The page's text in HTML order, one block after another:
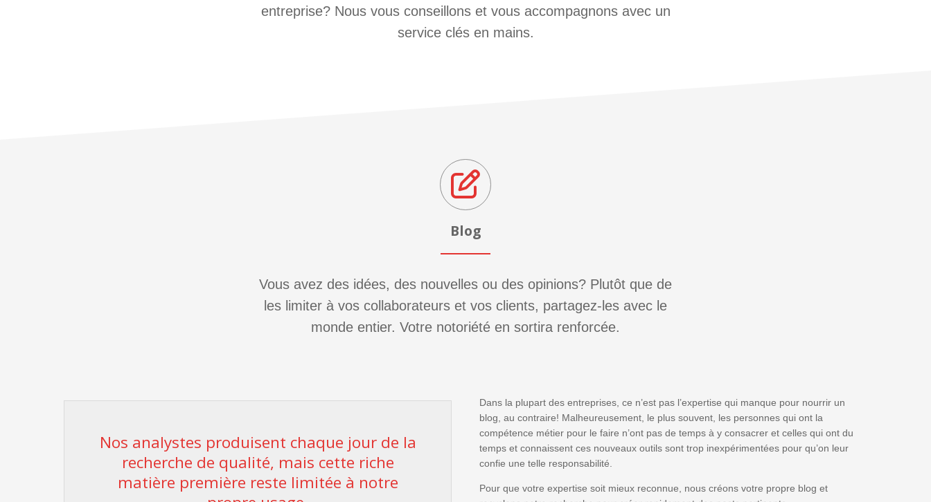
entreprise? Nous vous conseillons et vous accompagnons avec un
service clés en mains.
Blog
Vous avez des idées, des nouvelles ou des opinions? Plutôt que de
les limiter à vos collaborateurs et vos clients, partagez-les avec le
monde entier. Votre notoriété en sortira renforcée.
Nos analystes produisent chaque jour de la
recherche de qualité, mais cette riche
matière première reste limitée à notre
Dans la plupart des entreprises, ce n’est pas l’expertise qui manque pour nourrir un
blog, au contraire! Malheureusement, le plus souvent, les personnes qui ont la
compétence métier pour le faire n’ont pas de temps à y consacrer et celles qui ont du
temps et connaissent ces nouveaux outils sont trop inexpérimentées pour qu’on leur
confie une telle responsabilité.
Pour que votre expertise soit mieux reconnue, nous créons votre propre blog et